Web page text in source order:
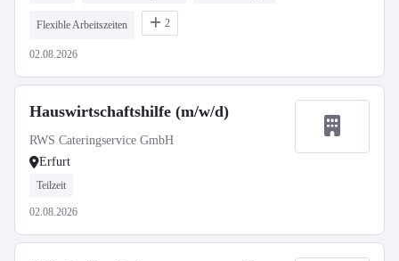
Flexible Arbeitszeiten 2
02.08.2026
Hauswirtschaftshilfe (m/w/d)
RWS Cateringservice GmbH
Erfurt
Teilzeit
02.08.2026